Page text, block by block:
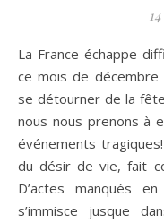
La France échappe difficilement à la tradition. Et pourtant
ce mois de
se détourner de la
nous nous prenons à
événements
du désir de vie, fait
D’actes manqués
s’immisce jusque